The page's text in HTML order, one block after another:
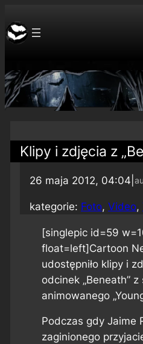
Klipy i zdjęcia z
26 maja 2012, 04:04
kategorie: Foto, Video,
[singlepic id=59
float=left]Cartoon
udostępniło klipy i
odcinek „Beneath” z
animowanego
Podczas gdy Jaime
zaginionego